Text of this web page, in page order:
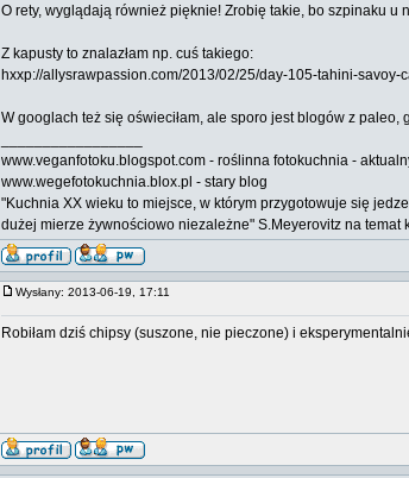
O rety, wyglądają również pięknie! Zrobię takie, bo szpinaku
Z kapusty to znalazłam np. cuś takiego:
hxxp://allysrawpassion.com/2013/02/25/day-105-tahini-savoy-
W googlach też się oświeciłam, ale sporo jest blogów z
www.veganfotoku.blogspot.com - roślinna fotokuchnia -
www.wegefotokuchnia.blox.pl - stary blog
"Kuchnia XX wieku to miejsce, w którym przygotowuje się
dużej mierze żywnościowo niezależne" S.Meyerovitz na temat
Wysłany: 2013-06-19, 17:11
Robiłam dziś chipsy (suszone, nie pieczone) i